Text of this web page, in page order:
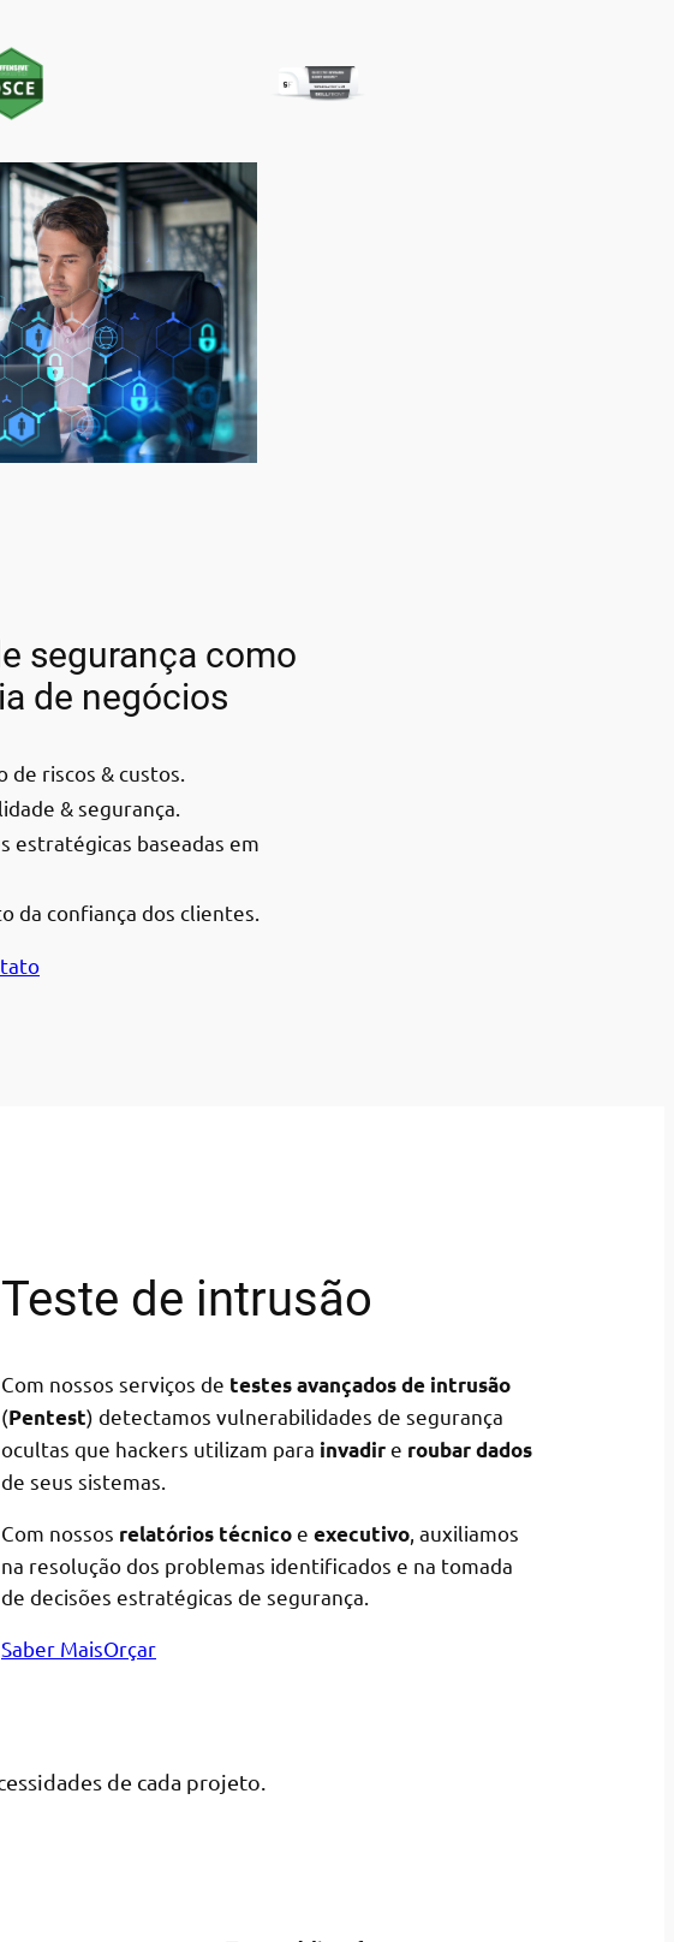
segurança como
de negócios
de riscos & custos.
& segurança.
estratégicas baseadas em
da confiança dos clientes.
Teste de intrusão
Com nossos serviços de testes avançados de intrusão
(Pentest) detectamos vulnerabilidades de segurança
ocultas que hackers utilizam para invadire roubar dados
de seus sistemas.
Com nossos relatórios técnicoe executivo , auxiliamos
na resolução dos problemas identificados e na tomada
de decisões estratégicas de segurança.
Saber MaisOrçar
de cada projeto.